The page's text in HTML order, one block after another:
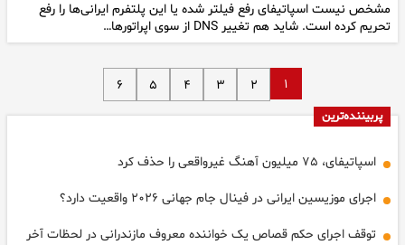
مشخص نیست اسپاتیفای رفع فیلتر شده یا این پلتفرم ایرانی‌ها را رفع
تحریم کرده است. شاید هم تغییر DNS از سوی اپراتورها…
۱ ۲ ۳ ۴ ۵ ۶
پربیننده‌ترین
اسپاتیفای، ۷۵ میلیون آهنگ غیرواقعی را حذف کرد
اجرای موزیسین ایرانی در فینال جام جهانی ۲۰۲۶ واقعیت دارد؟
توقف اجرای حکم قصاص یک خواننده معروف مازندرانی در لحظات آخر